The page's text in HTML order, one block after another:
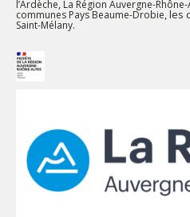
l’Ardèche, La Région Auvergne-
communes Pays Beaume-Drobie, les
Saint-Mélany.